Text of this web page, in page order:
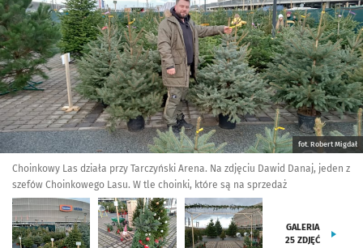
fot. Robert Migdał
Choinkowy Las działa przy Tarczyński Arena. Na zdjęciu Dawid Danaj, jeden z
szefów Choinkowego Lasu. W tle choinki, które są na sprzedaż
GALERIA
25 ZDJĘĆ